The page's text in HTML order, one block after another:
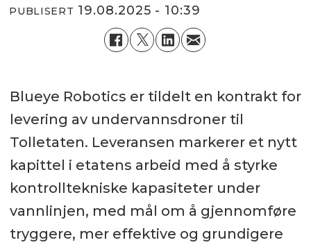
PUBLISERT 19.08.2025 - 10:39
Blueye Robotics er tildelt en kontrakt for
levering av undervannsdroner til
Tolletaten. Leveransen markerer et nytt
kapittel i etatens arbeid med å styrke
kontrolltekniske kapasiteter under
vannlinjen, med mål om å gjennomføre
tryggere, mer effektive og grundigere